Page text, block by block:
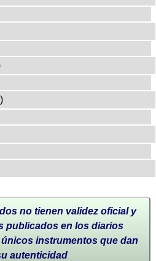
no tienen validez oficial y
publicados en los diarios
instrumentos que dan
autenticidad